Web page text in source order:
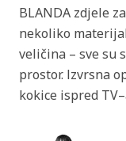
BLANDA zdjele
nekoliko
veličina – sve su
prostor. Izvrsna
kokice ispred